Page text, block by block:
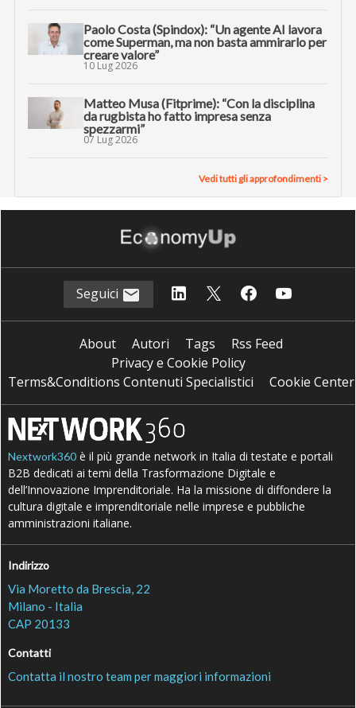
Paolo Costa (Spindox): “Un agente AI lavora
come Superman, ma non basta ammirarlo per
creare valore”
10 Lug 2026
Matteo Musa (Fitprime): “Con la disciplina
da rugbista ho fatto impresa senza
spezzarmi”
07 Lug 2026
Vedi tutti gli approfondimenti >
Seguici
About Autori Tags
Rss Feed
Privacy e Cookie Policy
Terms&Conditions Contenuti Specialistici
Cookie Center
Nextwork360 è il più grande network in Italia di testate e portali
B2B dedicati ai temi della Trasformazione Digitale e
dell’Innovazione Imprenditoriale. Ha la missione di diffondere la
cultura digitale e imprenditoriale nelle imprese e pubbliche
amministrazioni italiane.
Indirizzo
Via Moretto da Brescia, 22
Milano - Italia
CAP 20133
Contatti
Contatta il nostro team per maggiori informazioni